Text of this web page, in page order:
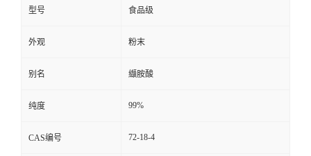
型号 食品级
外观 粉末
别名 纈胺酸
纯度 99%
CAS编号 72-18-4